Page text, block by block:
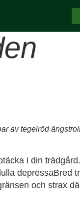
av tegelröd
i din
depressaBred
och strax